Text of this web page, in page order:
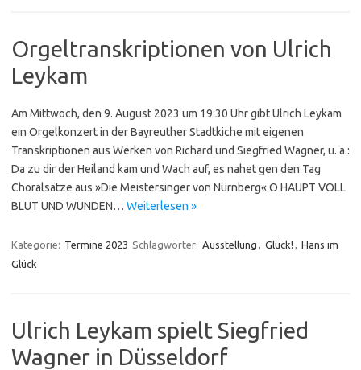
Orgeltranskriptionen von Ulrich
Leykam
Am Mittwoch, den 9. August 2023 um 19:30 Uhr gibt Ulrich Leykam
ein Orgelkonzert in der Bayreuther Stadtkiche mit eigenen
Transkriptionen aus Werken von Richard und Siegfried Wagner, u. a.:
Da zu dir der Heiland kam und Wach auf, es nahet gen den Tag
Choralsätze aus »Die Meistersinger von Nürnberg« O HAUPT VOLL
BLUT UND WUNDEN… Weiterlesen »
Kategorie: Termine 2023 Schlagwörter: Ausstellung , Glück! , Hans im
Glück
Ulrich Leykam spielt Siegfried
Wagner in Düsseldorf